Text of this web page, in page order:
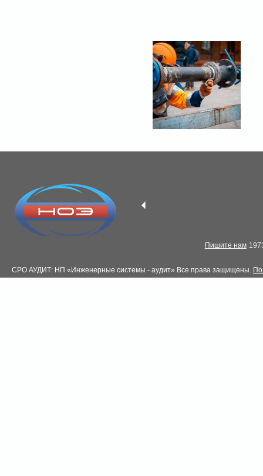
СРО АУДИТ: НП «Инженерные системы - аудит» Все права защищены.
Пишите нам